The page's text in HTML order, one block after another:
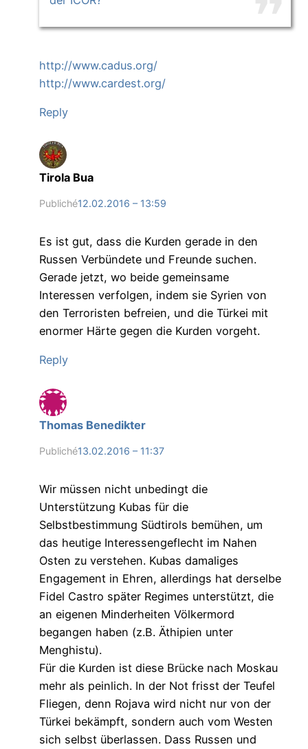
http://www.cadus.org/
http://www.cardest.org/
Reply
Tirola Bua
Publiché12.02.2016 – 13:59
Es ist gut, dass die Kurden gerade in den
Russen Verbündete und Freunde suchen.
Gerade jetzt, wo beide gemeinsame
Interessen verfolgen, indem sie Syrien von
den Terroristen befreien, und die Türkei mit
enormer Härte gegen die Kurden vorgeht.
Reply
Thomas Benedikter
Publiché13.02.2016 – 11:37
Wir müssen nicht unbedingt die
Unterstützung Kubas für die
Selbstbestimmung Südtirols bemühen, um
das heutige Interessengeflecht im Nahen
Osten zu verstehen. Kubas damaliges
Engagement in Ehren, allerdings hat derselbe
Fidel Castro später Regimes unterstützt, die
an eigenen Minderheiten Völkermord
begangen haben (z.B. Äthipien unter
Menghistu).
Für die Kurden ist diese Brücke nach Moskau
mehr als peinlich. In der Not frisst der Teufel
Fliegen, denn Rojava wird nicht nur von der
Türkei bekämpft, sondern auch vom Westen
sich selbst überlassen. Dass Russen und